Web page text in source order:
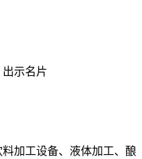
示名片
加工设备、液体加工、酿